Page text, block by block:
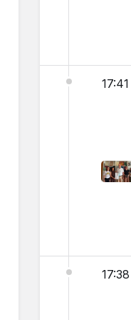
17:41
17:38